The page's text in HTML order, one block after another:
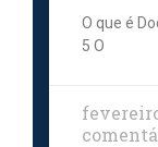
O que é
5 O